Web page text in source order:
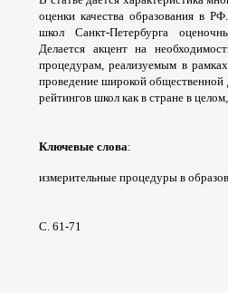
оценки качества образования в
школ Санкт-Петербурга
Делается акцент на
процедурам, реализуемым в
проведениеширокой общественной
рейтингов школ как в стране в целом,
Ключевые слова:
измерительные процедуры в
С. 61-71